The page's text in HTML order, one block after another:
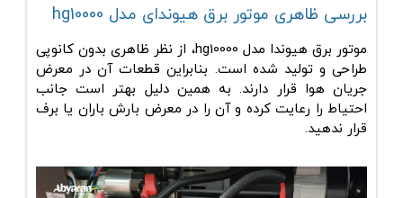
بررسی ظاهری موتور برق هیوندای مدل hg10000
موتور برق هیوندا مدل hg10000، از نظر ظاهری بدون کانوپی
طراحی و تولید شده است. بنابراین قطعات آن در معرض
جریان هوا قرار دارند. به همین دلیل بهتر است جانب
احتیاط را رعایت کرده و آن را در معرض بارش باران یا برف
قرار ندهید.